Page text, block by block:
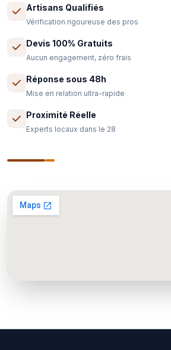
Artisans Qualifiés
Vérification rigoureuse des pros
Devis 100% Gratuits
Aucun engagement, zéro frais
Réponse sous 48h
Mise en relation ultra-rapide
Proximité Réelle
Experts locaux dans le 28